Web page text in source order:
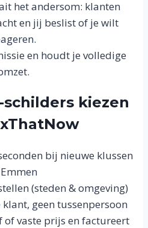
het andersom: klanten
en jij beslist of je wilt
en houdt je volledige
schilders kiezen
bij nieuwe klussen
(steden & omgeving)
geen tussenpersoon
vaste prijs en factureert